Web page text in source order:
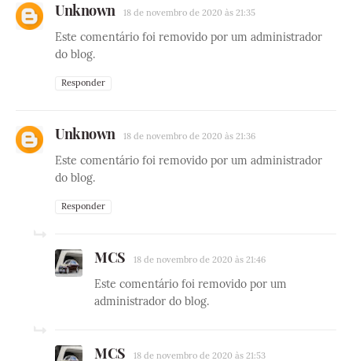
Unknown 18 de novembro de 2020 às 21:35
Este comentário foi removido por um administrador
do blog.
Responder
Unknown 18 de novembro de 2020 às 21:36
Este comentário foi removido por um administrador
do blog.
Responder
MCS 18 de novembro de 2020 às 21:46
Este comentário foi removido por um
administrador do blog.
MCS 18 de novembro de 2020 às 21:53